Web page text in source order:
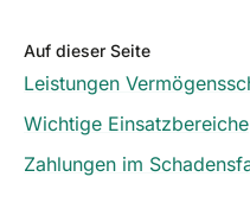
Auf dieser Seite
Leistungen
Wichtige Einsatzbereiche
Zahlungen im